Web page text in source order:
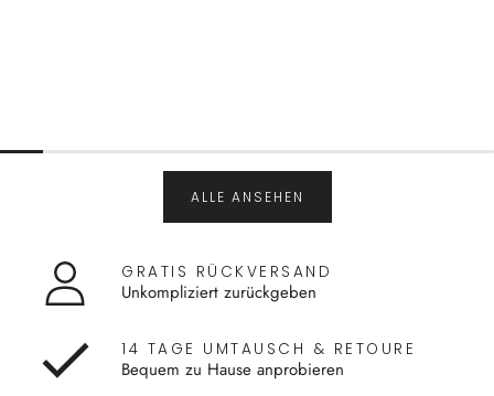
ALLE ANSEHEN
GRATIS RÜCKVERSAND
Unkompliziert zurückgeben
14 TAGE UMTAUSCH & RETOURE
Bequem zu Hause anprobieren